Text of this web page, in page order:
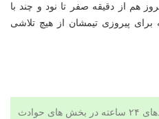
هم از دقیقه صفر تا نود و چند با
برای پیروزی تیمشان از هیچ تلاشی
جدیدترین اخبار و مهم ترین رویدادهای ۲۴ ساعته در بخش های حوادث